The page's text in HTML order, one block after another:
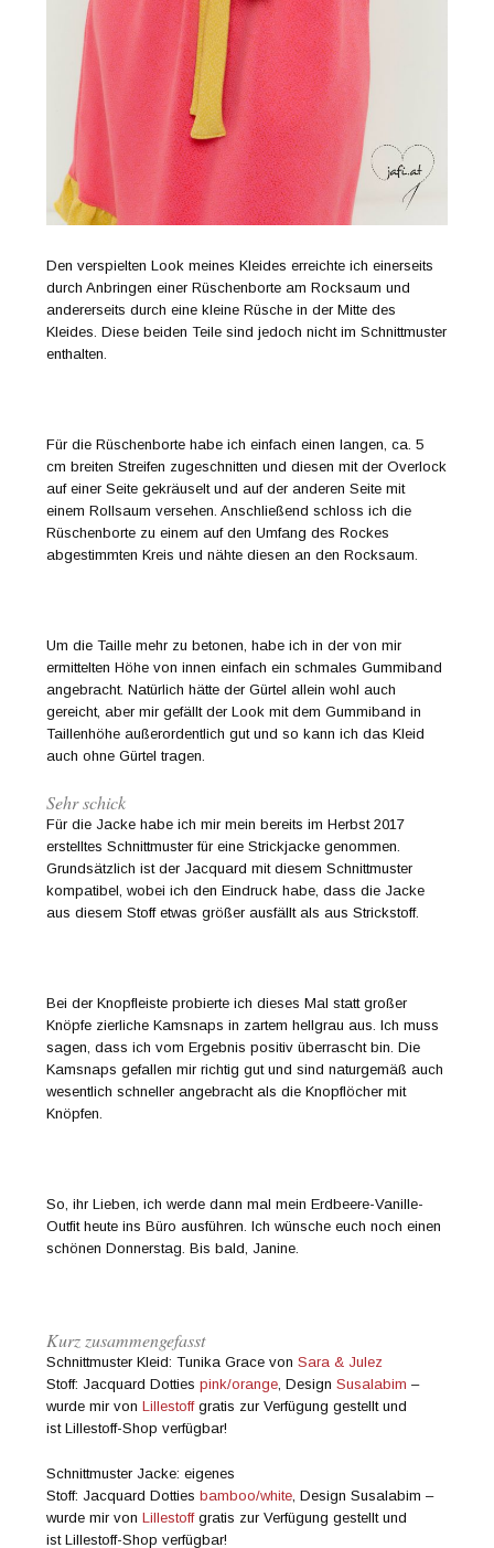
Den verspielten Look meines Kleides erreichte ich einerseits
durch Anbringen einer Rüschenborte am Rocksaum und
andererseits durch eine kleine Rüsche in der Mitte des
Kleides. Diese beiden Teile sind jedoch nicht im Schnittmuster
enthalten.
Für die Rüschenborte habe ich einfach einen langen, ca. 5
cm breiten Streifen zugeschnitten und diesen mit der Overlock
auf einer Seite gekräuselt und auf der anderen Seite mit
einem Rollsaum versehen. Anschließend schloss ich die
Rüschenborte zu einem auf den Umfang des Rockes
abgestimmten Kreis und nähte diesen an den Rocksaum.
Um die Taille mehr zu betonen, habe ich in der von mir
ermittelten Höhe von innen einfach ein schmales Gummiband
angebracht. Natürlich hätte der Gürtel allein wohl auch
gereicht, aber mir gefällt der Look mit dem Gummiband in
Taillenhöhe außerordentlich gut und so kann ich das Kleid
auch ohne Gürtel tragen.
Sehr schick
Für die Jacke habe ich mir mein bereits im Herbst 2017
erstelltes Schnittmuster für eine Strickjacke genommen.
Grundsätzlich ist der Jacquard mit diesem Schnittmuster
kompatibel, wobei ich den Eindruck habe, dass die Jacke
aus diesem Stoff etwas größer ausfällt als aus Strickstoff.
Bei der Knopfleiste probierte ich dieses Mal statt großer
Knöpfe zierliche Kamsnaps in zartem hellgrau aus. Ich muss
sagen, dass ich vom Ergebnis positiv überrascht bin. Die
Kamsnaps gefallen mir richtig gut und sind naturgemäß auch
wesentlich schneller angebracht als die Knopflöcher mit
Knöpfen.
So, ihr Lieben, ich werde dann mal mein Erdbeere-Vanille-
Outfit heute ins Büro ausführen. Ich wünsche euch noch einen
schönen Donnerstag. Bis bald, Janine.
Kurz zusammengefasst
Schnittmuster Kleid: Tunika Grace vonSara & Julez
Stoff: Jacquard Dottiespink/orange, DesignSusalabim –
wurde mir vonLillestoffgratis zur Verfügung gestellt und
ist Lillestoff-Shop verfügbar!
Schnittmuster Jacke: eigenes
Stoff: Jacquard Dottiesbamboo/white, Design Susalabim –
wurde mir vonLillestoffgratis zur Verfügung gestellt und
ist Lillestoff-Shop verfügbar!